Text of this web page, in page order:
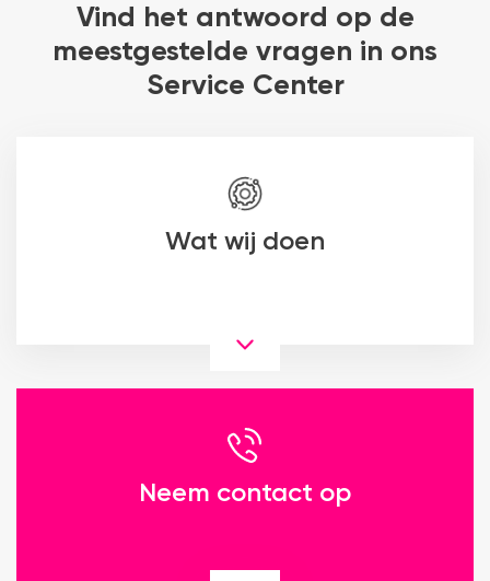
Vind het antwoord op de
meestgestelde vragen in ons
Service Center
Wat wij doen
Neem contact op